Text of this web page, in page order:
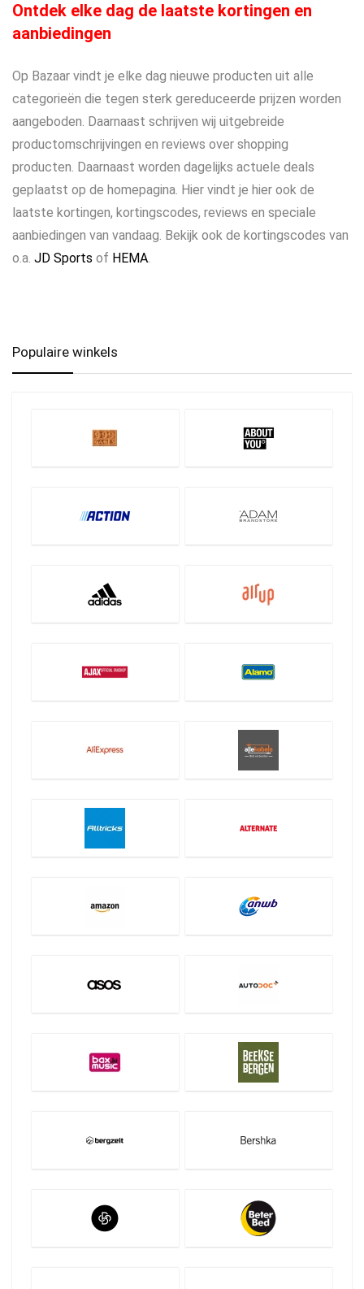
Ontdek elke dag de laatste kortingen en
aanbiedingen
Op Bazaar vindt je elke dag nieuwe producten uit alle
categorieën die tegen sterk gereduceerde prijzen worden
aangeboden. Daarnaast schrijven wij uitgebreide
productomschrijvingen en reviews over shopping
producten. Daarnaast worden dagelijks actuele deals
geplaatst op de homepagina. Hier vindt je hier ook de
laatste kortingen, kortingscodes, reviews en speciale
aanbiedingen van vandaag. Bekijk ook de kortingscodes van
o.a. JD Sports of HEMA.
Populaire winkels